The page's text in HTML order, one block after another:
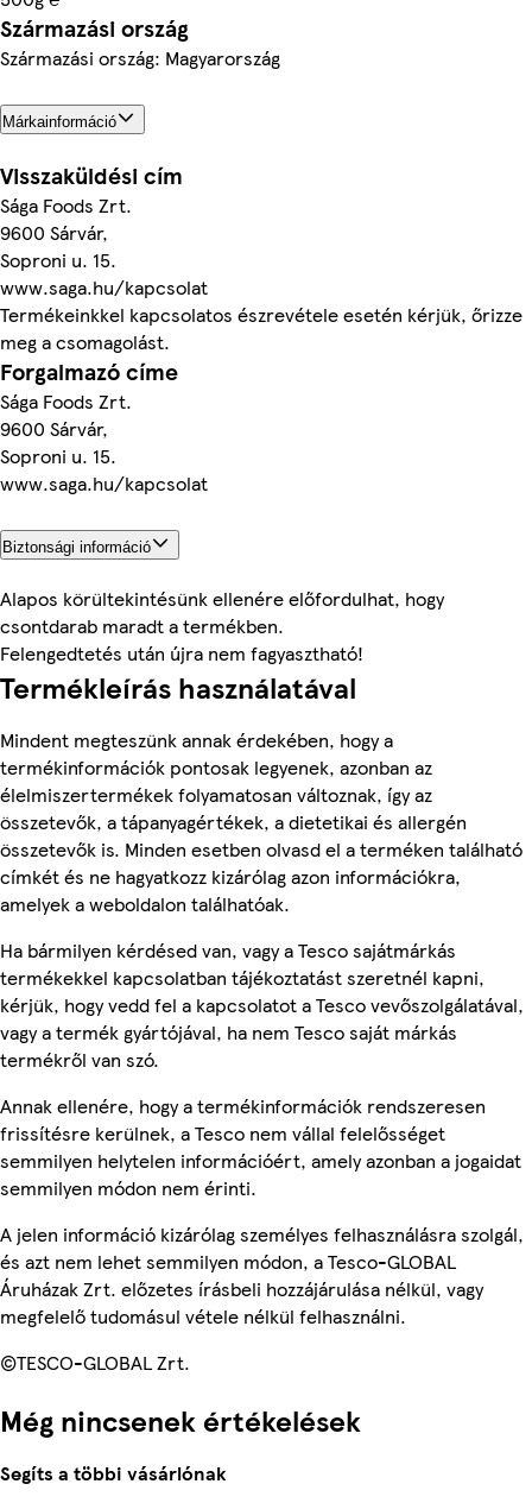
Származási ország
Származási ország: Magyarország
Márkainformáció
Visszaküldési cím
Sága Foods Zrt.
9600 Sárvár,
Soproni u. 15.
www.saga.hu/kapcsolat
Termékeinkkel kapcsolatos észrevétele esetén kérjük, őrizze
meg a csomagolást.
Forgalmazó címe
Sága Foods Zrt.
9600 Sárvár,
Soproni u. 15.
www.saga.hu/kapcsolat
Biztonsági információ
Alapos körültekintésünk ellenére előfordulhat, hogy
csontdarab maradt a termékben.
Felengedtetés után újra nem fagyasztható!
Termékleírás használatával
Mindent megteszünk annak érdekében, hogy a
termékinformációk pontosak legyenek, azonban az
élelmiszertermékek folyamatosan változnak, így az
összetevők, a tápanyagértékek, a dietetikai és allergén
összetevők is. Minden esetben olvasd el a terméken található
címkét és ne hagyatkozz kizárólag azon információkra,
amelyek a weboldalon találhatóak.
Ha bármilyen kérdésed van, vagy a Tesco sajátmárkás
termékekkel kapcsolatban tájékoztatást szeretnél kapni,
kérjük, hogy vedd fel a kapcsolatot a Tesco vevőszolgálatával,
vagy a termék gyártójával, ha nem Tesco saját márkás
termékről van szó.
Annak ellenére, hogy a termékinformációk rendszeresen
frissítésre kerülnek, a Tesco nem vállal felelősséget
semmilyen helytelen információért, amely azonban a jogaidat
semmilyen módon nem érinti.
A jelen információ kizárólag személyes felhasználásra szolgál,
és azt nem lehet semmilyen módon, a Tesco-GLOBAL
Áruházak Zrt. előzetes írásbeli hozzájárulása nélkül, vagy
megfelelő tudomásul vétele nélkül felhasználni.
©TESCO-GLOBAL Zrt.
Még nincsenek értékelések
Segíts a többi vásárlónak